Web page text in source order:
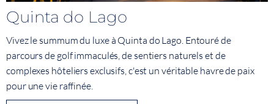
Quinta do Lago
Vivez le summum du luxe à Quinta do Lago. Entouré de
parcours de golf immaculés, de sentiers naturels et de
complexes hôteliers exclusifs, c'est un véritable havre de paix
pour une vie raffinée.